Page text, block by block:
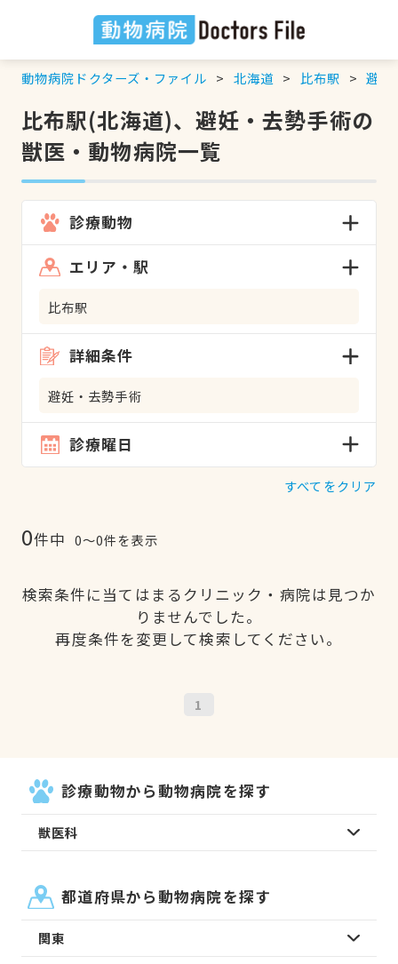
動物病院ドクターズ・ファイル 北海道 比布駅 避妊
比布駅(北海道)、避妊・去勢手術の
獣医・動物病院一覧
診療動物
エリア・駅
比布駅
詳細条件
避妊・去勢手術
診療曜日
すべてをクリア
0件中 0〜0件を表示
検索条件に当てはまるクリニック・病院は見つか
りませんでした。
再度条件を変更して検索してください。
1
診療動物から動物病院を探す
獣医科
都道府県から動物病院を探す
関東